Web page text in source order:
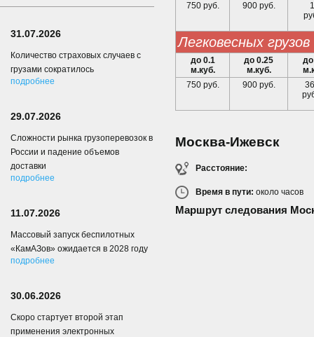
750 руб.
900 руб.
легковесных грузов
до 0.1
м.куб.
до 0.25
м.куб.
до
750 руб.
900 руб.
Москва-Ижевск
Расстояние:
Время в пути: около часов
Маршрут следования
31.07.2026
Количество страховых случаев с
грузами сократилось
подробнее
29.07.2026
Сложности рынка грузоперевозок в
России и падение объемов
доставки
подробнее
11.07.2026
Массовый запуск беспилотных
«КамАЗов» ожидается в 2028 году
подробнее
30.06.2026
Скоро стартует второй этап
применения электронных